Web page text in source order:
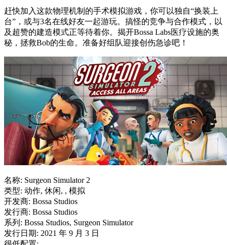
赶快加入这款物理机制的手术模拟游戏，你可以独自“换装上
台”，或与3名在线好友一起游玩。搞怪的竞争与合作模式，以
及超赞的建造模式正等待着你。揭开Bossa Labs医疗设施的奥
秘，拯救Bob的生命。准备好组队迎接创伤急诊吧！
名称: Surgeon Simulator 2
类型: 动作, 休闲, , 模拟
开发商: Bossa Studios
发行商: Bossa Studios
系列: Bossa Studios, Surgeon Simulator
发行日期: 2021 年 9 月 3 日